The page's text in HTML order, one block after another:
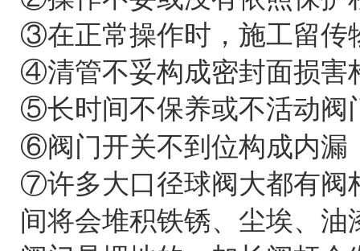
③在正常操作时，施工留传
④清管不妥构成密封面损害
⑤长时间不保养或不活动阀
⑥阀门开关不到位构成内漏
⑦许多大口径球阀大都有阀
间将会堆积铁锈、尘埃、